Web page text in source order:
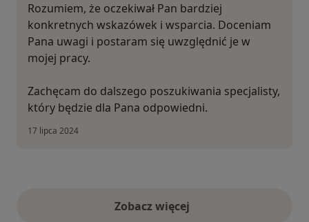
Rozumiem, że oczekiwał Pan bardziej
konkretnych wskazówek i wsparcia. Doceniam
Pana uwagi i postaram się uwzględnić je w
mojej pracy.
Zachęcam do dalszego poszukiwania specjalisty,
który będzie dla Pana odpowiedni.
17 lipca 2024
Zobacz więcejopinie powyżej